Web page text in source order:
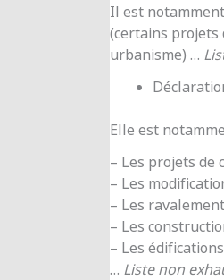
Il est
(certains projets
urbanisme) …
Elle est
– Les projets de
– Les
– Les
– Les
– Les
… Liste non